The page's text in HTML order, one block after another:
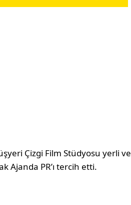
Çizgi Film Stüdyosu yerli ve
Ajanda PR’ı tercih etti.